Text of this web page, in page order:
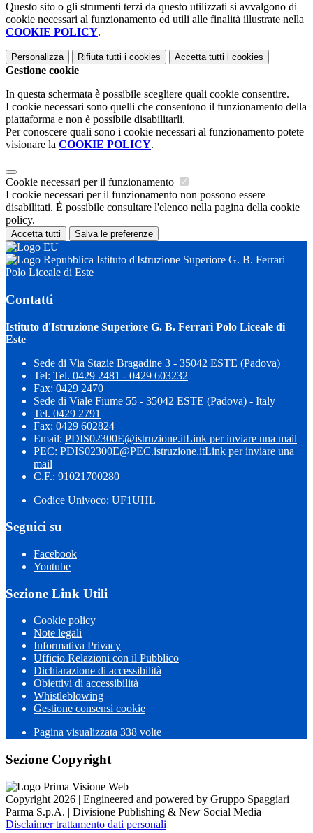
Questo sito o gli strumenti terzi da questo utilizzati si avvalgono di
cookie necessari al funzionamento ed utili alle finalità illustrate nella
COOKIE POLICY.
Personalizza Rifiuta tutti i cookies Accetta tutti i cookies
Gestione cookie
In questa schermata è possibile scegliere quali cookie consentire.
I cookie necessari sono quelli che consentono il funzionamento della
piattaforma e non è possibile disabilitarli.
Per conoscere quali sono i cookie necessari al funzionamento potete
visionare la COOKIE POLICY.
Cookie necessari per il funzionamento
I cookie necessari per il funzionamento non possono essere
disabilitati. È possibile consultare l'elenco nella pagina della cookie
policy.
Accetta tutti Salva le preferenze
Istituto d'Istruzione Superiore G. B. Ferrari
Polo Liceale di Este
Contatti
Istituto d'Istruzione Superiore G. B. Ferrari Polo Liceale di
Este
Sede di Via Stazie Bragadine 3 - 35042 ESTE (Padova)
Tel: Tel. 0429 2481 - 0429 603232
Fax: 0429 2470
Sede di Viale Fiume 55 - 35042 ESTE (Padova) - Italy
Tel. 0429 2791
Fax: 0429 602824
Email: PDIS02300E@istruzione.itLink per inviare una mail
PEC: PDIS02300E@PEC.istruzione.itLink per inviare una
mail
C.F.: 91021700280
Codice Univoco: UF1UHL
Seguici su
Facebook
Youtube
Sezione Link Utili
Cookie policy
Note legali
Informativa Privacy
Ufficio Relazioni con il Pubblico
Dichiarazione di accessibilità
Obiettivi di accessibilità
Whistleblowing
Gestione consensi cookie
Pagina visualizzata 338 volte
Sezione Copyright
Copyright 2026 | Engineered and powered by Gruppo Spaggiari
Parma S.p.A. | Divisione Publishing & New Social Media
Disclaimer trattamento dati personali